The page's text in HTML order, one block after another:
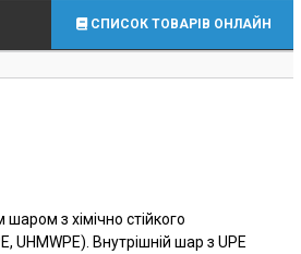
СПИСОК ТОВАРІВ ОНЛАЙН
з хімічно стійкого
Внутрішній шар з UPE